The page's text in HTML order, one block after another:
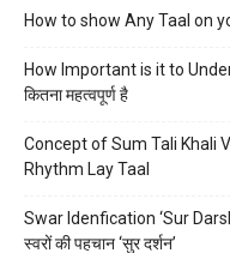
How to show Any Taal on
How Important is it to
कितना महत्वपूर्ण है
Concept of Sum Tali Khali
Rhythm Lay Taal
Swar Idenfication ‘Sur
स्वरों की पहचान ‘सुर दर्शन’